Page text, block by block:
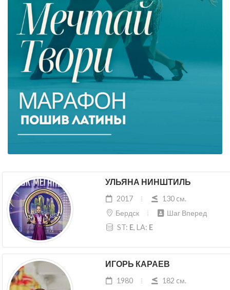
УЛЬЯНА НИНШТИЛЬ
2017
130 cм.
Бердск
Шаг Вперед
ST: E, LA: E
ИГОРЬ КАРАЕВ
1980
182 cм.